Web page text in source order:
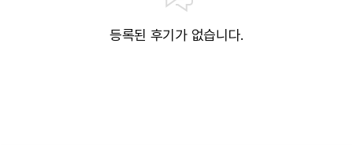
등록된 후기가 없습니다.